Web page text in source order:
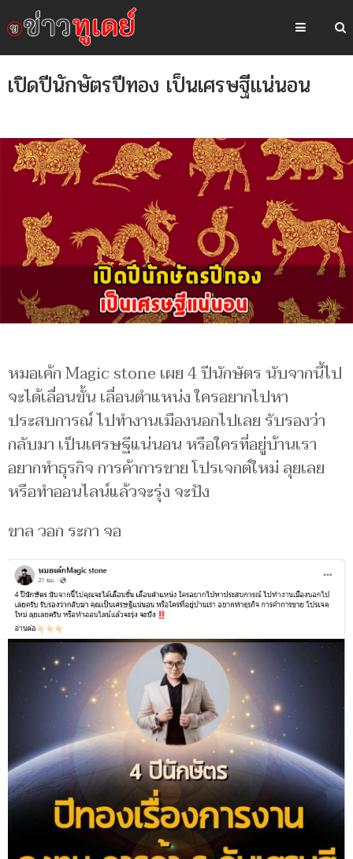
เปิดปีนักษัตรปีทอง เป็นเศรษฐีแน่นอน
หมอเค้ก Magic stone เผย 4 ปีนักษัตร นับจากนี้ไป
จะได้เลื่อนขั้น เลื่อนตำแหน่ง ใครอยากไปหา
ประสบการณ์ ไปทำงานเมืองนอกไปเลย รับรองว่า
กลับมา เป็นเศรษฐีแน่นอน หรือใครที่อยู่บ้านเรา
อยากทำธุรกิจ การค้าการขาย โปรเจกต์ใหม่ ลุยเลย
หรือทำออนไลน์แล้วจะรุ่ง จะปัง
ขาล วอก ระกา จอ